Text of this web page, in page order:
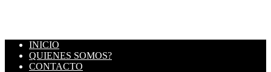
INICIO
QUIENES SOMOS?
CONTACTO